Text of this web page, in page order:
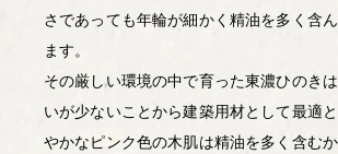
さであっても年輪が細かく精油を多く含
ます。
その厳しい環境の中で育った東濃ひのき
いが少ないことから建築用材として最適
やかなピンク色の木肌は精油を多く含む